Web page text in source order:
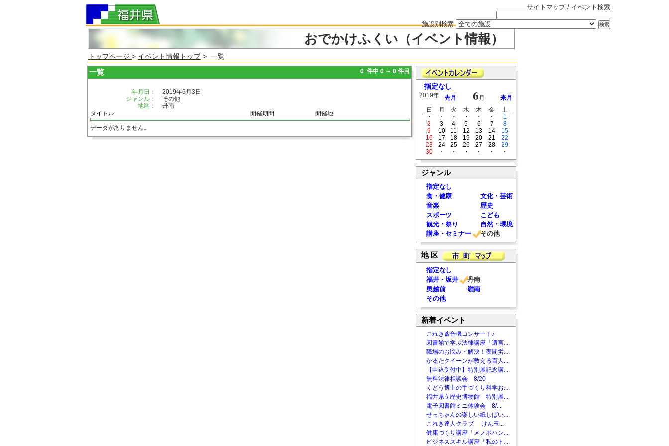
サイトマップ/ イベント検索
施設別検索
おでかけふくい（イベント情報）
トップページ > イベント情報トップ> 一覧
一覧 0 件中 0 ～ 0 件目
年月日：
2019年6月3日
ジャンル：
その他
地区：
丹南
タイトル
開催期間 開催地
データがありません。
指定なし
2019年 先月 6月
来月
日
月 火 水 木 金
土
・
・ ・ ・ ・ ・
1
2
3 4 5 6 7
8
9
10 11 12 13 14
15
16
17 18 19 20 21
22
23
24 25 26 27 28
29
30
・ ・ ・ ・ ・ ・
ジャンル
指定なし
食・健康
文化・芸術
音楽
歴史
スポーツ
こども
観光・祭り
自然・環境
講座・セミナー
その他
地 区
指定なし
福井・坂井
丹南
奥越前
嶺南
その他
新着イベント
これき蓄音機コンサート♪
図書館で学ぶ法律講座「遺言...
職場のお悩み・解決！夜間労...
かるたクイーンが教える百人...
【申込受付中】特別展記念講...
無料法律相談会 8/20
くどう博士の手づくり科学お...
福井県立歴史博物館 特別展...
電子図書館ミニ体験会 8/...
せっちゃんの楽しい紙しばい...
これき達人クラブ けん玉...
健康づくり講座「メノポハン...
ビジネススキル講座「私のト...